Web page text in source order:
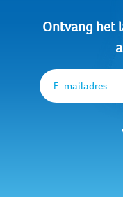
Ontvang het
E-mailadres